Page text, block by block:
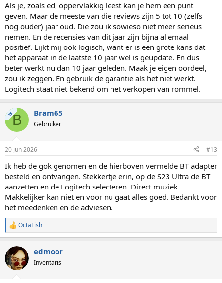
Als je, zoals ed, oppervlakkig leest kan je hem een punt
geven. Maar de meeste van die reviews zijn 5 tot 10 (zelfs
nog ouder) jaar oud. Die zou ik sowieso niet meer serieus
nemen. En de recensies van dit jaar zijn bijna allemaal
positief. Lijkt mij ook logisch, want er is een grote kans dat
het apparaat in de laatste 10 jaar wel is geupdate. En dus
beter werkt nu dan 10 jaar geleden. Maak je eigen oordeel,
zou ik zeggen. En gebruik de garantie als het niet werkt.
Logitech staat niet bekend om het verkopen van rommel.
TSB Bram65
Gebruiker
20 jun 2026 #13
Ik heb de gok genomen en de hierboven vermelde BT adapter
besteld en ontvangen. Stekkertje erin, op de S23 Ultra de BT
aanzetten en de Logitech selecteren. Direct muziek.
Makkelijker kan niet en voor nu gaat alles goed. Bedankt voor
het meedenken en de adviesen.
W
a
r
d
e
OctaFish
edmoor
Inventaris